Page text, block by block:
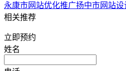
永康市网站优化推广扬中市网站设
相关推荐
立即预约
姓名